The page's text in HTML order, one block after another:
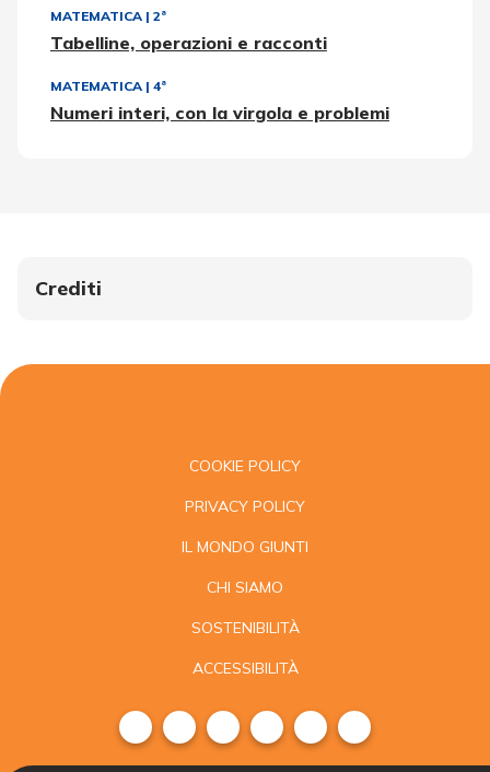
MATEMATICA | 2ª
Tabelline, operazioni e racconti
MATEMATICA | 4ª
Numeri interi, con la virgola e problemi
Crediti
COOKIE POLICY
PRIVACY POLICY
IL MONDO GIUNTI
CHI SIAMO
SOSTENIBILITÀ
ACCESSIBILITÀ